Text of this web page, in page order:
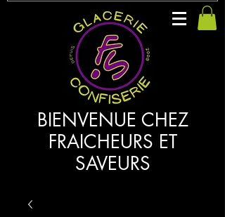
BIENVENUE CHEZ
FRAICHEURS ET
SAVEURS